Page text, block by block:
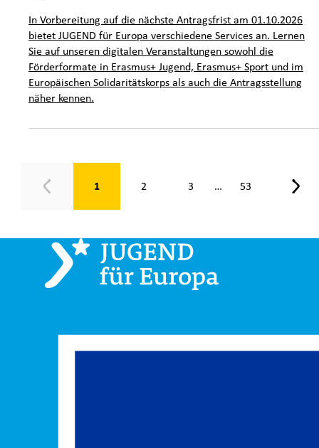
In Vorbereitung auf die nächste Antragsfrist am 01.10.2026
bietet JUGEND für Europa verschiedene Services an. Lernen
Sie auf unseren digitalen Veranstaltungen sowohl die
Förderformate in Erasmus+ Jugend, Erasmus+ Sport und im
Europäischen Solidaritätskorps als auch die Antragsstellung
näher kennen.
Zurück 1 2 3 … 53